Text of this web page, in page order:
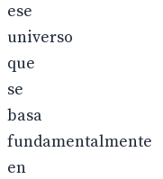
ese
universo
que
se
basa
fundamentalmente
en